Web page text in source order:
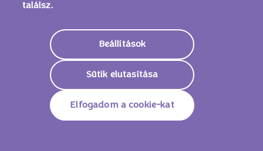
HASONLÓ TERMÉKEK
találsz.
Beállítások
Sütik elutasítása
Elfogadom a cookie-kat